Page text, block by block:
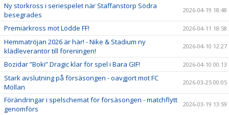
Ny storkross i seriespelet när Staffanstorp Södra
besegrades
2026-04-19 18:48
Premiärkross mot Lödde FF! 2026-04-11 18:58
Hemmatröjan 2026 är här! - Nike & Stadium ny
klädleverantör till föreningen!
2026-04-10 12:27
Bozidar ”Boki” Dragic klar för spel i Bara GIF! 2026-04-10 00:13
Stark avslutning på försäsongen - oavgjort mot FC
Möllan
2026-03-25 00:05
Förändringar i spelschemat för försäsongen - matchflytt
genomförs
2026-03-19 13:59